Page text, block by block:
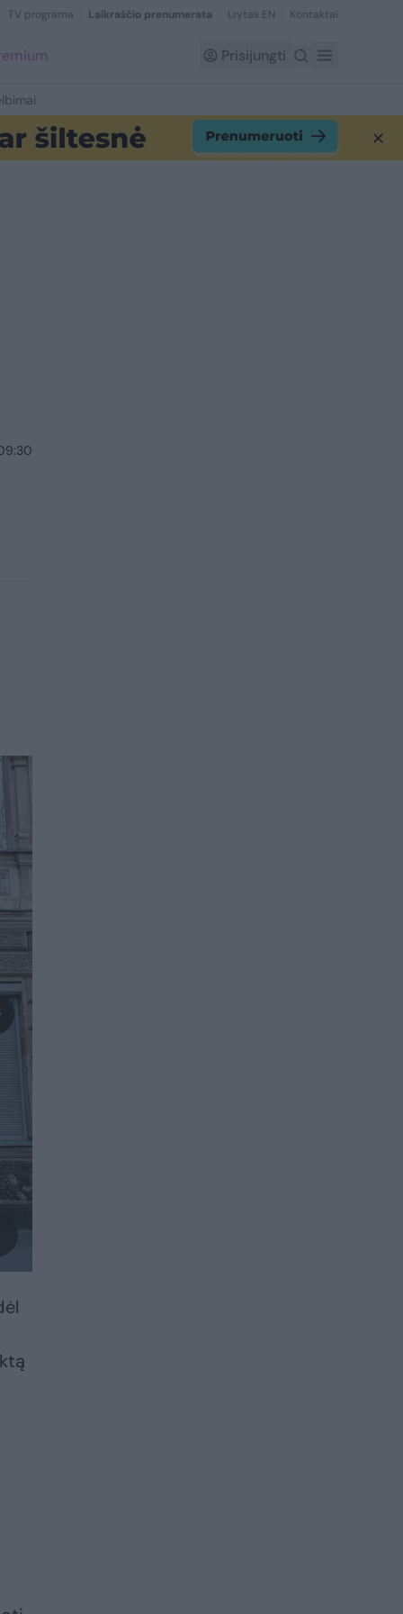
TV programa Laikraščio prenumerata Lrytas EN Kontaktai
Prisijungti